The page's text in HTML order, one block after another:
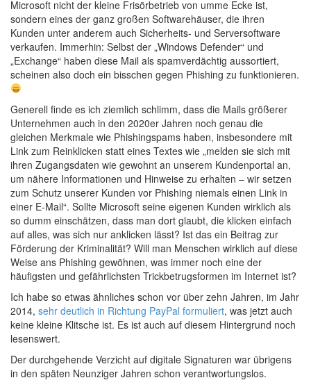
Microsoft nicht der kleine Frisörbetrieb von umme Ecke ist,
sondern eines der ganz großen Softwarehäuser, die ihren
Kunden unter anderem auch Sicherheits- und Serversoftware
verkaufen. Immerhin: Selbst der „Windows Defender“ und
„Exchange“ haben diese Mail als spamverdächtig aussortiert,
scheinen also doch ein bisschen gegen Phishing zu funktionieren.
Generell finde es ich ziemlich schlimm, dass die Mails größerer
Unternehmen auch in den 2020er Jahren noch genau die
gleichen Merkmale wie Phishingspams haben, insbesondere mit
Link zum Reinklicken statt eines Textes wie „melden sie sich mit
ihren Zugangsdaten wie gewohnt an unserem Kundenportal an,
um nähere Informationen und Hinweise zu erhalten – wir setzen
zum Schutz unserer Kunden vor Phishing niemals einen Link in
einer E-Mail“. Sollte Microsoft seine eigenen Kunden wirklich als
so dumm einschätzen, dass man dort glaubt, die klicken einfach
auf alles, was sich nur anklicken lässt? Ist das ein Beitrag zur
Förderung der Kriminalität? Will man Menschen wirklich auf diese
Weise ans Phishing gewöhnen, was immer noch eine der
häufigsten und gefährlichsten Trickbetrugsformen im Internet ist?
Ich habe so etwas ähnliches schon vor über zehn Jahren, im Jahr
2014, sehr deutlich in Richtung PayPal formuliert, was jetzt auch
keine kleine Klitsche ist. Es ist auch auf diesem Hintergrund noch
lesenswert.
Der durchgehende Verzicht auf digitale Signaturen war übrigens
in den späten Neunziger Jahren schon verantwortungslos.